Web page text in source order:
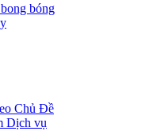
bóng
Chủ Đề
Dịch vụ